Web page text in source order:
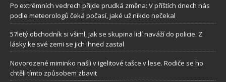
Po extrémních vedrech přijde prudká změna: V příštích dnech nás
podle meteorologů čeká počasí, jaké už nikdo nečekal
57letý obchodník si všiml, jak se skupina lidí naváží do policie. Z
lásky ke své zemi se jich ihned zastal
Novorozené miminko našli v igelitové tašce v lese. Rodiče se ho
chtěli tímto způsobem zbavit